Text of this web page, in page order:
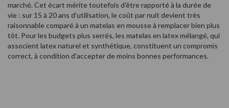
marché. Cet écart mérite toutefois d'être rapporté à la durée de
vie : sur 15 à 20 ans d'utilisation, le coût par nuit devient très
raisonnable comparé à un matelas en mousse à remplacer bien plus
tôt. Pour les budgets plus serrés, les matelas en latex mélangé, qui
associent latex naturel et synthétique, constituent un compromis
correct, à condition d'accepter de moins bonnes performances.